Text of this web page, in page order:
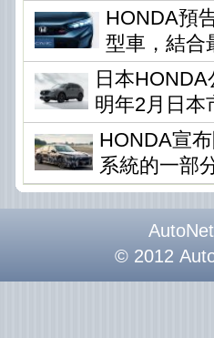
HONDA預
型車，結合
日本
明年2月日本
HONDA宣
系統的一部
© 2012